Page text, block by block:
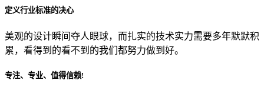
贵公司的团队规模是？
目前主要的营销渠道是？
定义行业标准的决心
美观的设计瞬间夺人眼球，而扎实的技术实力需要多年默默积
累，看得到的看不到的我们都努力做到好。
专注、专业、值得信赖!